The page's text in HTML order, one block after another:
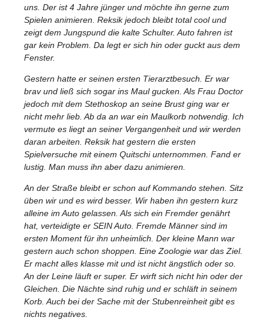
uns. Der ist 4 Jahre jünger und möchte ihn gerne zum
Spielen animieren. Reksik jedoch bleibt total cool und
zeigt dem Jungspund die kalte Schulter. Auto fahren ist
gar kein Problem. Da legt er sich hin oder guckt aus dem
Fenster.
Gestern hatte er seinen ersten Tierarztbesuch. Er war
brav und ließ sich sogar ins Maul gucken. Als Frau Doctor
jedoch mit dem Stethoskop an seine Brust ging war er
nicht mehr lieb. Ab da an war ein Maulkorb notwendig. Ich
vermute es liegt an seiner Vergangenheit und wir werden
daran arbeiten. Reksik hat gestern die ersten
Spielversuche mit einem Quitschi unternommen. Fand er
lustig. Man muss ihn aber dazu animieren.
An der Straße bleibt er schon auf Kommando stehen. Sitz
üben wir und es wird besser. Wir haben ihn gestern kurz
alleine im Auto gelassen. Als sich ein Fremder genährt
hat, verteidigte er SEIN Auto. Fremde Männer sind im
ersten Moment für ihn unheimlich. Der kleine Mann war
gestern auch schon shoppen. Eine Zoologie war das Ziel.
Er macht alles klasse mit und ist nicht ängstlich oder so.
An der Leine läuft er super. Er wirft sich nicht hin oder der
Gleichen. Die Nächte sind ruhig und er schläft in seinem
Korb. Auch bei der Sache mit der Stubenreinheit gibt es
nichts negatives.